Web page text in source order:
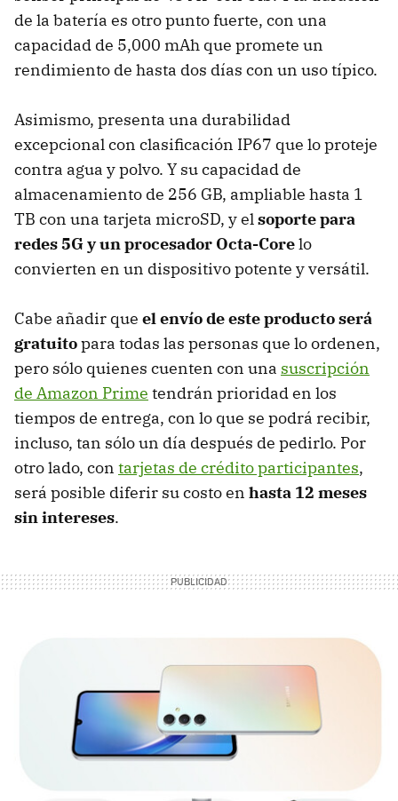
de la batería es otro punto fuerte, con una
capacidad de 5,000 mAh que promete un
rendimiento de hasta dos días con un uso típico.
Asimismo, presenta una durabilidad
excepcional con clasificación IP67 que lo proteje
contra agua y polvo. Y su capacidad de
almacenamiento de 256 GB, ampliable hasta 1
TB con una tarjeta microSD, y elsoporte para
redes 5G y un procesador Octa-Corelo
convierten en un dispositivo potente y versátil.
Cabe añadir que el envío de este producto será
gratuitopara todas las personas que lo ordenen,
pero sólo quienes cuenten con una suscripción
de Amazon Prime tendrán prioridad en los
tiempos de entrega, con lo que se podrá recibir,
incluso, tan sólo un día después de pedirlo. Por
otro lado, con tarjetas de crédito participantes,
será posible diferir su costo en hasta 12 meses
sin intereses.